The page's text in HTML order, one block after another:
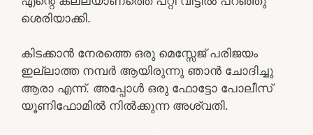
ശെരിയാക്കി.
കിടക്കാൻ നേരത്തെ ഒരു മെസ്സേജ് പരിജയം
ഇല്ലാത്ത നമ്പർ ആയിരുന്നു ഞാൻ ചോദിച്ചു
ആരാ എന്ന്. അപ്പോൾ ഒരു ഫോട്ടോ പോലീസ്
യൂണിഫോമിൽ നിൽക്കുന്ന അശ്വതി.